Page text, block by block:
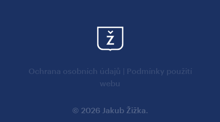
Ochrana osobních údajů
Podmínky použití
webu
© 2026 Jakub Žižka.